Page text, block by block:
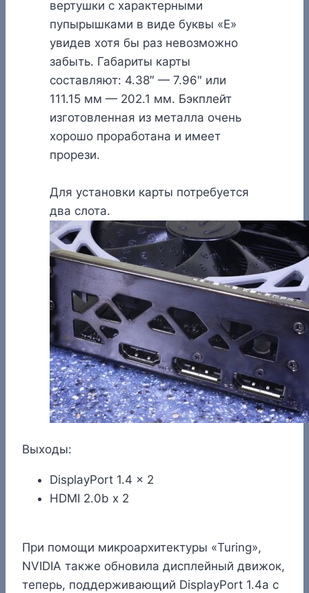
вертушки с характерными
пупырышками в виде буквы «E»
увидев хотя бы раз невозможно
забыть. Габариты карты
составляют: 4.38″ — 7.96″ или
111.15 мм — 202.1 мм. Бэкплейт
изготовленная из металла очень
хорошо проработана и имеет
прорези.
Для установки карты потребуется
два слота.
Выходы:
DisplayPort 1.4 x 2
HDMI 2.0b x 2
При помощи микроархитектуры «Turing»,
NVIDIA также обновила дисплейный движок,
теперь, поддерживающий DisplayPort 1.4a с